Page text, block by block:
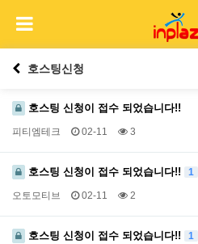
호스팅신청
호스팅 신청이 접수 되었습니다!!
피티엠테크 02-11 3
호스팅 신청이 접수 되었습니다!! 1
오토모티브 02-11 2
호스팅 신청이 접수 되었습니다!! 1